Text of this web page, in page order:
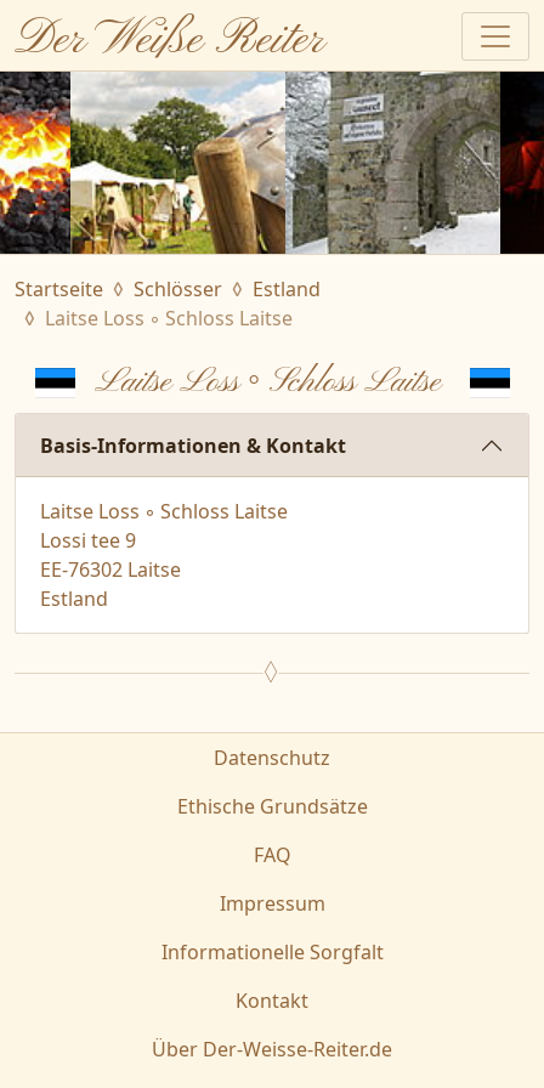
Der Weiße Reiter
Startseite Schlösser
Estland
Laitse Loss ◦ Schloss Laitse
Laitse Loss ◦ Schloss Laitse
Basis-Informationen & Kontakt
Laitse Loss ◦ Schloss Laitse
Lossi tee 9
EE-76302 Laitse
Estland
Datenschutz
Ethische Grundsätze
FAQ
Impressum
Informationelle Sorgfalt
Kontakt
Über Der-Weisse-Reiter.de